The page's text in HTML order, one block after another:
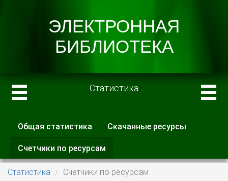
Статистика
Главные вкладки
Общая статистика Скачанные ресурсы
Счетчики по ресурсам
вкладка)
Статистика
Счетчики по ресурсам